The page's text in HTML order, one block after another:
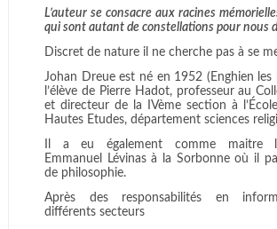
L’auteur se consacre aux racines
qui sont autant de constellations pour nous
Discret de nature il ne cherche pas à se
Johan Dreue est né en 1952 (Enghien les
l’élève de Pierre Hadot, professeur au
et directeur de la IVème section à
Hautes Etudes, département sciences
Il a eu également comme maitre
Emmanuel Lévinas à la Sorbonne où il
de philosophie.
Après des responsabilités en
différents secteurs